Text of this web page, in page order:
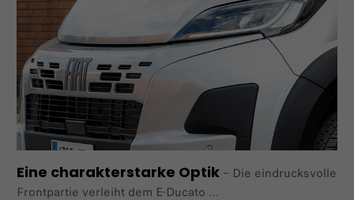
Eine charakterstarke Optik – Die eindrucksvolle
Frontpartie verleiht dem E-Ducato